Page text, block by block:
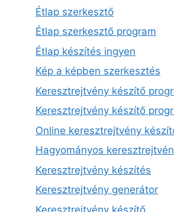
Étlap szerkesztő
Étlap szerkesztő program
Étlap készítés ingyen
Kép a képben szerkesztés
Keresztrejtvény készítő
Keresztrejtvény készítő
Online keresztrejtvény
Hagyományos
Keresztrejtvény készítés
Keresztrejtvény generátor
Keresztrejtvény készítő